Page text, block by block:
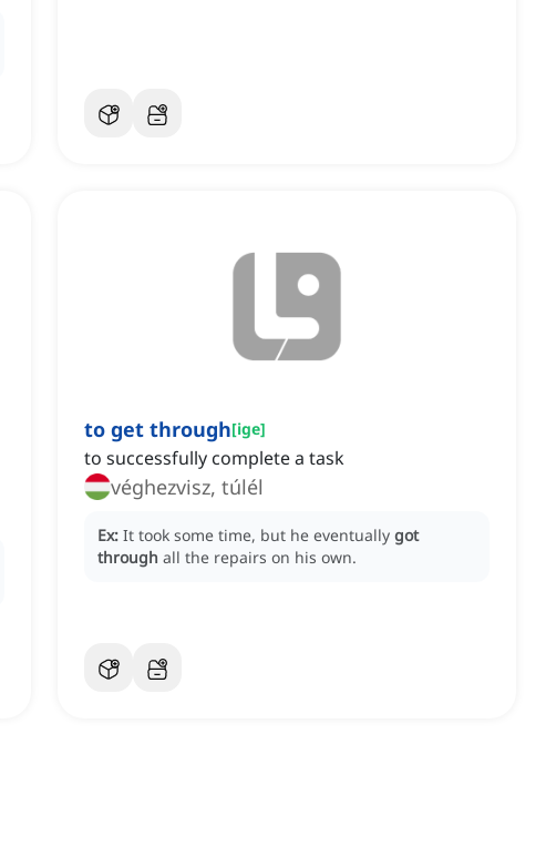
to get through[ige]
to successfully complete a task
véghezvisz, túlél
Ex: It took some time, but he eventually got
through all the repairs on his own.